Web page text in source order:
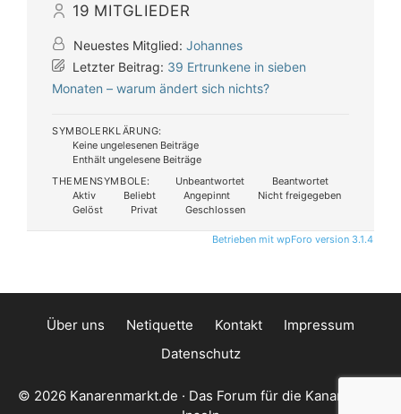
19 MITGLIEDER
Neuestes Mitglied: Johannes
Letzter Beitrag: 39 Ertrunkene in sieben
Monaten – warum ändert sich nichts?
SYMBOLERKLÄRUNG:
Keine ungelesenen Beiträge
Enthält ungelesene Beiträge
THEMENSYMBOLE:
Unbeantwortet
Beantwortet
Aktiv
Beliebt Angepinnt
Nicht freigegeben
Gelöst
Privat Geschlossen
Betrieben mit wpForo version 3.1.4
Über uns Netiquette Kontakt
Impressum
Datenschutz
© 2026 Kanarenmarkt.de · Das Forum für die Kanarischen